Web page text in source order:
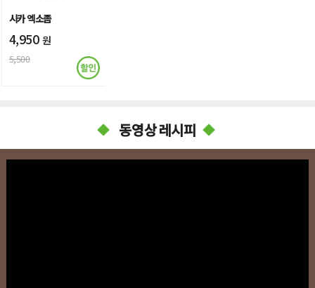
시카 엑소좀
4,950 원
5,500
동영상 레시피